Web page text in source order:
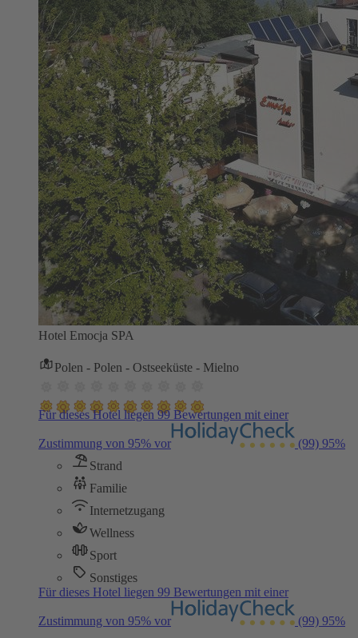
Hotel Emocja SPA
Polen - Polen - Ostseeküste - Mielno
Für dieses Hotel liegen 99 Bewertungen mit einer
Zustimmung von 95% vor (99) 95%
Strand
Familie
Internetzugang
Wellness
Sport
Sonstiges
Für dieses Hotel liegen 99 Bewertungen mit einer
Zustimmung von 95% vor (99) 95%